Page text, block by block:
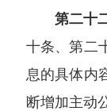
第二十
十条、第二
息的具体内
断增加主动